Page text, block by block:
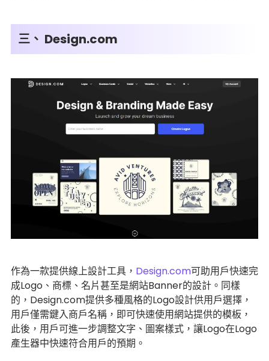
三、 Design.com
作為一款提供線上設計工具， Design.com可助用戶快速完
成Logo、商標、名片甚至是網站Banner的設計。同樣
的，Design.com提供多種風格的Logo設計供用戶選擇，
用戶僅需鍵入商戶名稱，即可快速使用網站提供的模板，
此後，用戶可進一步調整文字、圖案樣式，讓Logo在Logo
產生器中快速符合用戶的預期。